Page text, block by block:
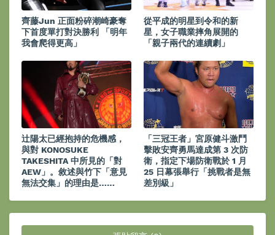
齊藤Jun 正面粉碎潮崎豪奪
下首度單打對決勝利 「明年
我會爬得更高」
從平成的明星到令和的新
星，女子職業摔角展開的
「親子兩代的連續劇」
辻陽太已經抱持的危機感，
與對 KONOSUKE
TAKESHITA 中所見的「對
AEW」。敘述與竹下「意見
無法交集」的理由是……
「三冠王者」宮原健斗激鬥
擊敗安齊勇馬達成第 3 次防
衛，指定下場防衛戰於 1 月
25 日幕張舉行「挑戰者是無
差別級」